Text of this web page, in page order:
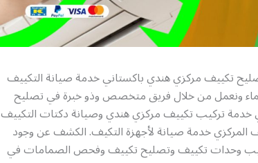
تكييف مركزي هندي باكستاني خدمة صيانة التكييف
ونعمل من خلال فريق متخصص وذو خبرة في تصليح
خدمة تركيب تكييف مركزي هندي وصيانة دكتات التكييف
المركزي خدمة صيانة لأجهزة التكيف. الكشف عن وجود
وحدات تكييف وتصليح تكييف وفحص الصمامات في